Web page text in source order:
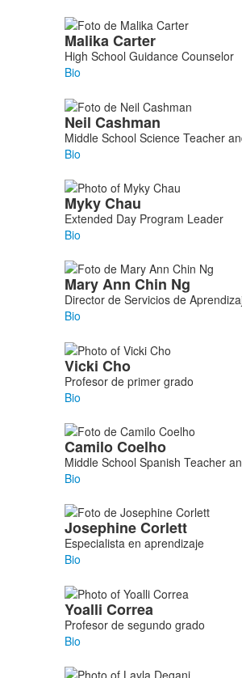
MalikaCarter
High School Guidance Counselor
Bio
Neil Cashman
Middle School Science Teacher
Bio
MykyChau
Extended Day Program Leader
Bio
Mary Ann Chin Ng
Director de Servicios de
Bio
Vicki Cho
Profesor de primer grado
Bio
CamiloCoelho
Middle School Spanish Teacher
Bio
JosephineCorlett
Especialista en aprendizaje
Bio
Yoalli Correa
Profesor de segundo grado
Bio